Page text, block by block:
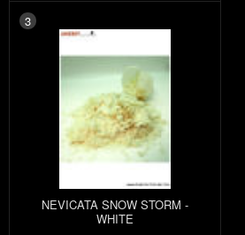
3
NEVICATA SNOW STORM -
WHITE